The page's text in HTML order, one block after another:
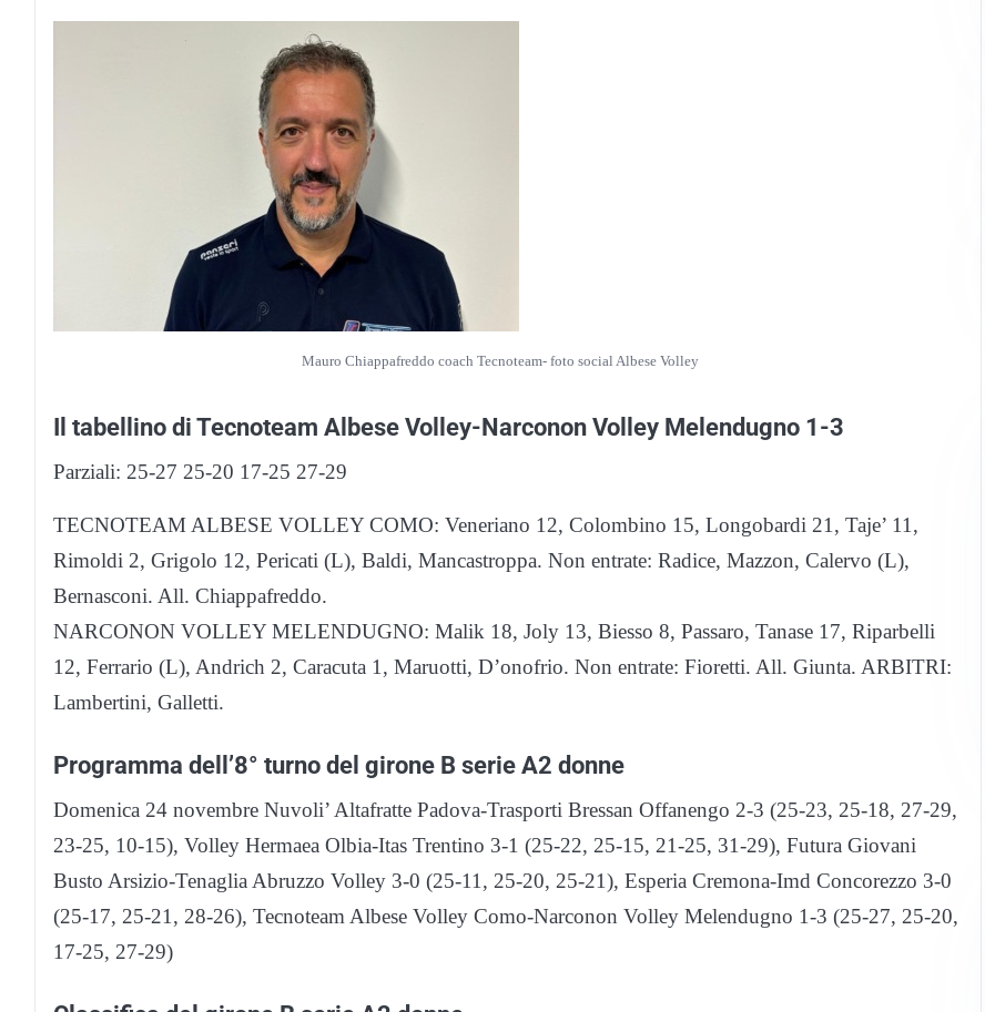
Mauro Chiappafreddo coach Tecnoteam- foto social Albese Volley
Il tabellino di Tecnoteam Albese Volley-Narconon Volley Melendugno 1-3
Parziali: 25-27 25-20 17-25 27-29
TECNOTEAM ALBESE VOLLEY COMO: Veneriano 12, Colombino 15, Longobardi 21, Taje’ 11,
Rimoldi 2, Grigolo 12, Pericati (L), Baldi, Mancastroppa. Non entrate: Radice, Mazzon, Calervo (L),
Bernasconi. All. Chiappafreddo.
NARCONON VOLLEY MELENDUGNO: Malik 18, Joly 13, Biesso 8, Passaro, Tanase 17, Riparbelli
12, Ferrario (L), Andrich 2, Caracuta 1, Maruotti, D’onofrio. Non entrate: Fioretti. All. Giunta. ARBITRI:
Lambertini, Galletti.
Programma dell’8° turno del girone B serie A2 donne
Domenica 24 novembre Nuvoli’ Altafratte Padova-Trasporti Bressan Offanengo 2-3 (25-23, 25-18, 27-29,
23-25, 10-15), Volley Hermaea Olbia-Itas Trentino 3-1 (25-22, 25-15, 21-25, 31-29), Futura Giovani
Busto Arsizio-Tenaglia Abruzzo Volley 3-0 (25-11, 25-20, 25-21), Esperia Cremona-Imd Concorezzo 3-0
(25-17, 25-21, 28-26), Tecnoteam Albese Volley Como-Narconon Volley Melendugno 1-3 (25-27, 25-20,
17-25, 27-29)